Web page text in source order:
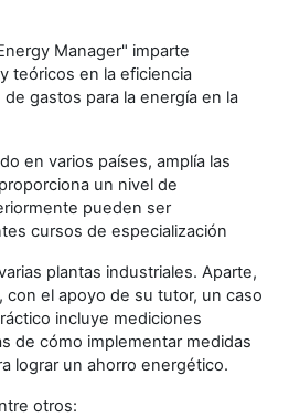
Manager" imparte
teóricos en la eficiencia
gastos para la energía en la
en varios países, amplía las
un nivel de
pueden ser
cursos de especialización
plantas industriales. Aparte,
con el apoyo de su tutor, un caso
incluye mediciones
de cómo implementar medidas
lograr un ahorro energético.
otros: